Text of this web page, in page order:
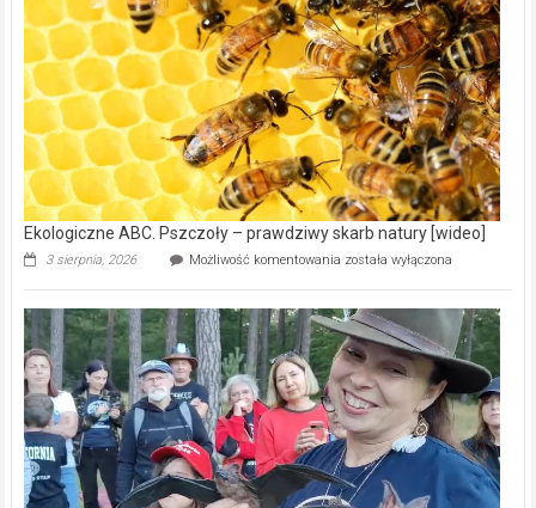
z
dofinansowaniem
ponad
15,6
mln
na
modernizację
oczyszczalni
ścieków
[wideo]
Ekologiczne ABC. Pszczoły – prawdziwy skarb natury [wideo]
3 sierpnia, 2026 Możliwość komentowania Ekologiczne
–
prawdziwy
skarb
natury
[wideo]
została wyłączona